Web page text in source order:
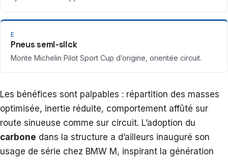
E
Pneus semi-slick
Monte Michelin Pilot Sport Cup d’origine, orientée circuit.
Les bénéfices sont palpables : répartition des masses
optimisée, inertie réduite, comportement affûté sur
route sinueuse comme sur circuit. L’adoption du
carbone dans la structure a d’ailleurs inauguré son
usage de série chez BMW M, inspirant la génération